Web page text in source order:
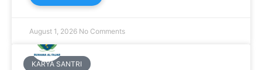
August 1, 2026 No Comments
KARYA SANTRI